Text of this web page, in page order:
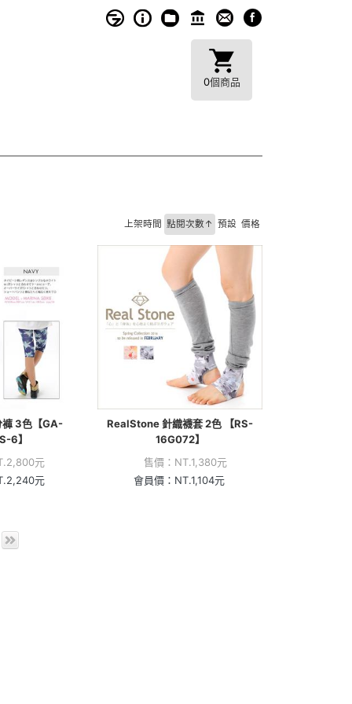
0個商品
上架時間 點閱次數↑ 預設 價格
3色【GA-
6】
2,800元
2,240元
RealStone 針織襪套 2色 【RS-
16G072】
售價： NT.1,380元
會員價： NT.1,104元